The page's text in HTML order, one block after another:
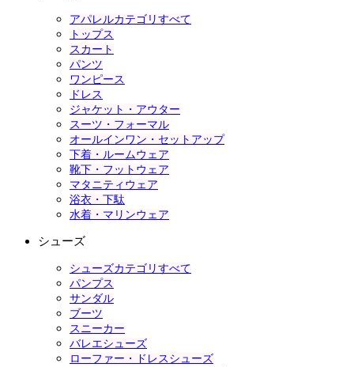
アパレルカテゴリすべて
トップス
スカート
パンツ
ワンピース
ドレス
ジャケット・アウター
スーツ・フォーマル
オールインワン・セットアップ
下着・ルームウェア
靴下・フットウェア
マタニティウェア
浴衣・下駄
水着・マリンウェア
シューズ
シューズカテゴリすべて
パンプス
サンダル
ブーツ
スニーカー
バレエシューズ
ローファー・ドレスシューズ